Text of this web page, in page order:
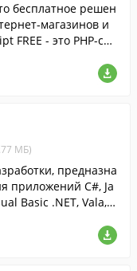
бесплатное решен
магазинов и
FREE - это PHP-скр
МБ)
предназна
приложений C#, Ja
Basic .NET, Vala, C